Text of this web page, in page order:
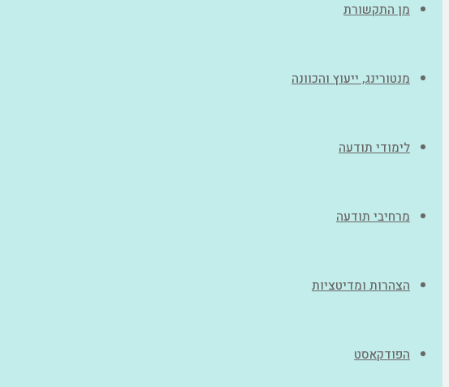
מן התקשורת
מנטורינג, ייעוץ והכוונה
לימודי תודעה
מרחיבי תודעה
הצהרות ומדיטציות
הפודקאסט